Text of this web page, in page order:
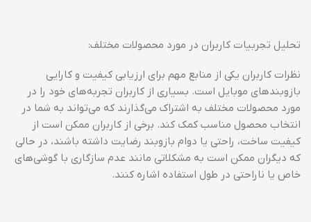
تحلیل تجربیات کاربران در مورد محصولات مختلف:
نظرات کاربران یکی از منابع مهم برای ارزیابی کیفیت و کارایی
بازوبندهای موبایل است. بسیاری از کاربران تجربه‌های خود را در
مورد محصولات مختلف به اشتراک می‌گذارند که می‌تواند به شما در
انتخاب محصول مناسب کمک کند. برخی از کاربران ممکن است از
کیفیت ساخت، راحتی یا دوام بازوبند رضایت داشته باشند، در حالی
که دیگران ممکن است به مشکلاتی مانند عدم سازگاری با گوشی‌های
خاص یا ناراحتی در طول استفاده اشاره کنند.